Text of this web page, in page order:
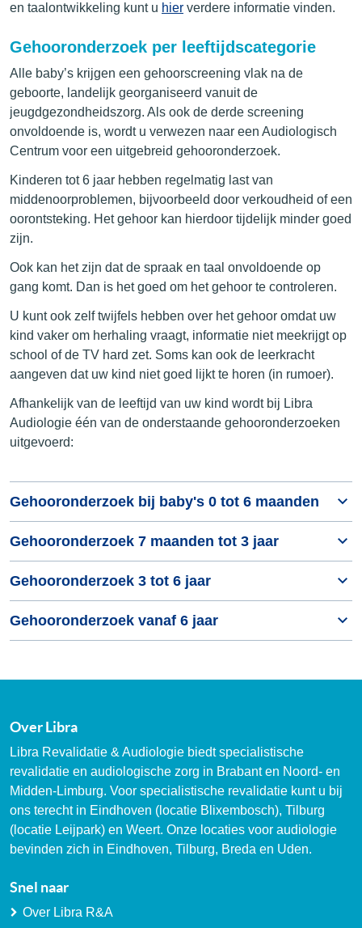
en taalontwikkeling kunt u hier verdere informatie vinden.
Gehooronderzoek per leeftijdscategorie
Alle baby’s krijgen een gehoorscreening vlak na de
geboorte, landelijk georganiseerd vanuit de
jeugdgezondheidszorg. Als ook de derde screening
onvoldoende is, wordt u verwezen naar een Audiologisch
Centrum voor een uitgebreid gehooronderzoek.
Kinderen tot 6 jaar hebben regelmatig last van
middenoorproblemen, bijvoorbeeld door verkoudheid of een
oorontsteking. Het gehoor kan hierdoor tijdelijk minder goed
zijn.
Ook kan het zijn dat de spraak en taal onvoldoende op
gang komt. Dan is het goed om het gehoor te controleren.
U kunt ook zelf twijfels hebben over het gehoor omdat uw
kind vaker om herhaling vraagt, informatie niet meekrijgt op
school of de TV hard zet. Soms kan ook de leerkracht
aangeven dat uw kind niet goed lijkt te horen (in rumoer).
Afhankelijk van de leeftijd van uw kind wordt bij Libra
Audiologie één van de onderstaande gehooronderzoeken
uitgevoerd:
Gehooronderzoek bij baby's 0 tot 6 maanden
Gehooronderzoek 7 maanden tot 3 jaar
Gehooronderzoek 3 tot 6 jaar
Gehooronderzoek vanaf 6 jaar
Over Libra
Libra Revalidatie & Audiologie biedt specialistische
revalidatie en audiologische zorg in Brabant en Noord- en
Midden-Limburg. Voor specialistische revalidatie kunt u bij
ons terecht in Eindhoven (locatie Blixembosch), Tilburg
(locatie Leijpark) en Weert. Onze locaties voor audiologie
bevinden zich in Eindhoven, Tilburg, Breda en Uden.
Snel naar
Over Libra R&A